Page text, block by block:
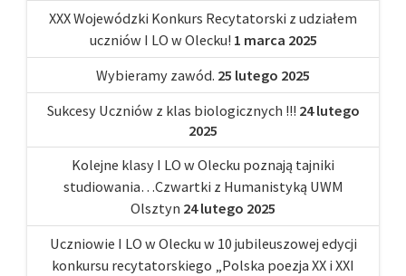
XXX Wojewódzki Konkurs Recytatorski z udziałem
uczniów I LO w Olecku! 1 marca 2025
Wybieramy zawód. 25 lutego 2025
Sukcesy Uczniów z klas biologicznych !!! 24 lutego
2025
Kolejne klasy I LO w Olecku poznają tajniki
studiowania…Czwartki z Humanistyką UWM
Olsztyn 24 lutego 2025
Uczniowie I LO w Olecku w 10 jubileuszowej edycji
konkursu recytatorskiego „Polska poezja XX i XXI